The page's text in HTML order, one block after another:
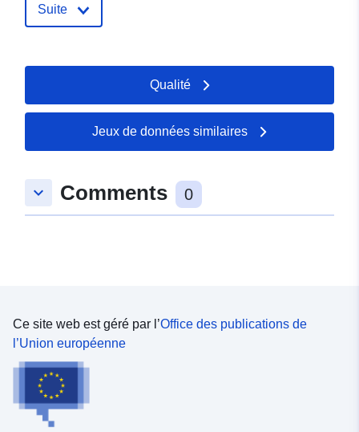
Compte rendu du
Ajoutée à data.europa.eu: 17
December 2025
Mise à jour sur data.europa.eu:
09 May 2026
48.3970136 ], [ 9.8094941,
48.3970136 ], [ 9.8094941,
Ressource
spatiale:
uriRef:
Suite
Qualité
Jeux de données similaires
keyboard_arrow_down Comments 0
Ce site web est géré par l’Office des publications de
l’Union européenne